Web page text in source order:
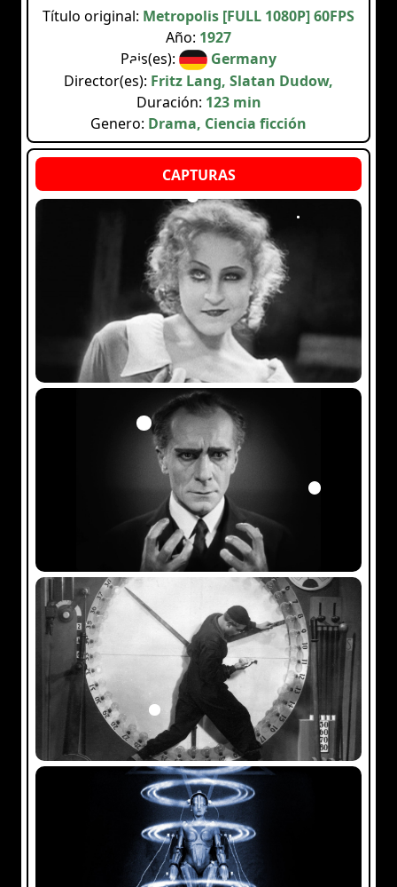
Título original: Metropolis [FULL 1080P] 60FPS
Año: 1927
Pais(es):
Germany
Director(es): Fritz Lang, Slatan Dudow,
Duración: 123 min
Genero: Drama, Ciencia ficción